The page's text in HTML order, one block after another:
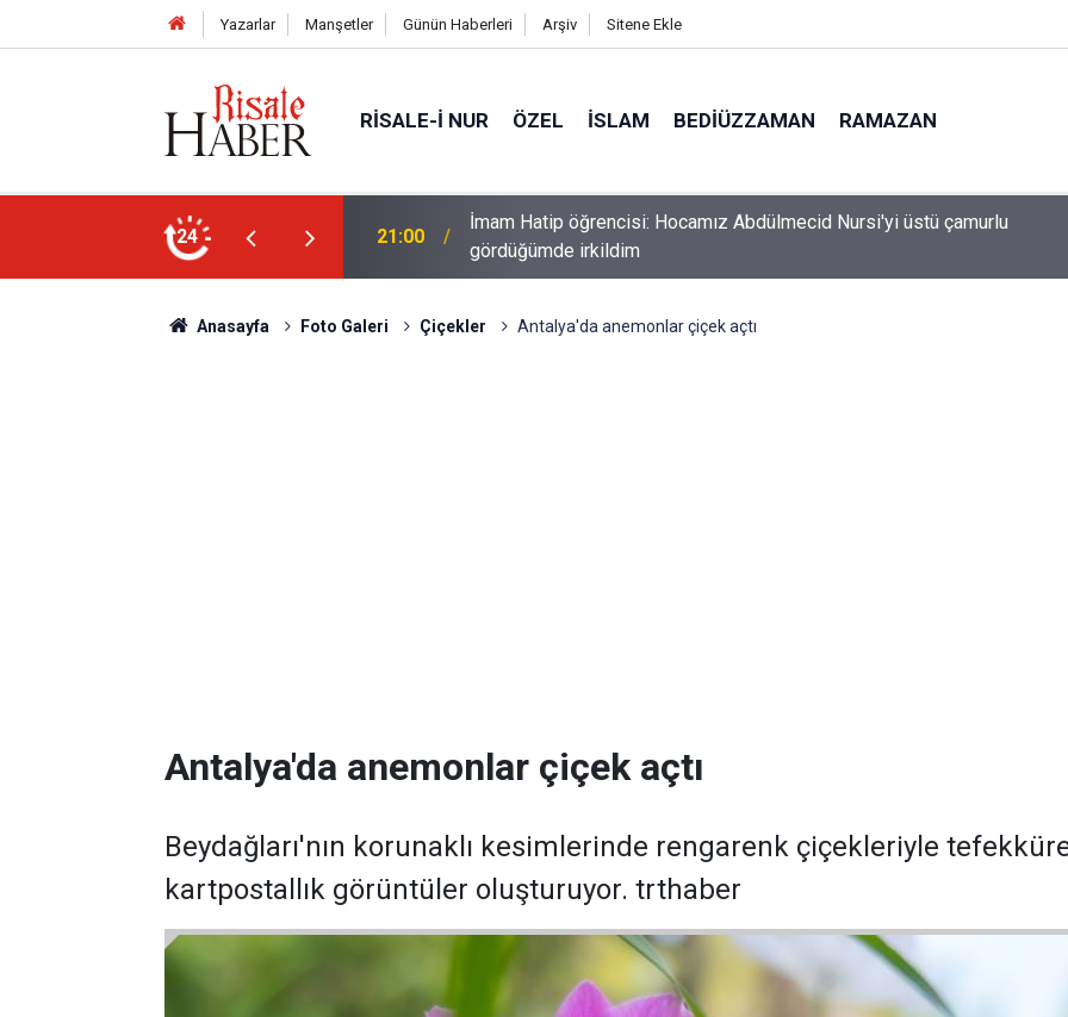
Yazarlar Manşetler Günün Haberleri Arşiv Sitene Ekle
RISALE-I NUR ÖZEL İSLAM BEDIÜZZAMAN RAMAZAN
24
Nursi'yi üstü çamurlu
20:00 Filistin Konvoyu'na katılan Fransız aktivist Müslüman oldu
Anasayfa Foto Galeri Çiçekler Antalya'da anemonlar çiçek açtı
Antalya'da anemonlar çiçek açtı
Beydağları'nın korunaklı kesimlerinde rengarenk çiçekleriyle
kartpostallık görüntüler oluşturuyor. trthaber